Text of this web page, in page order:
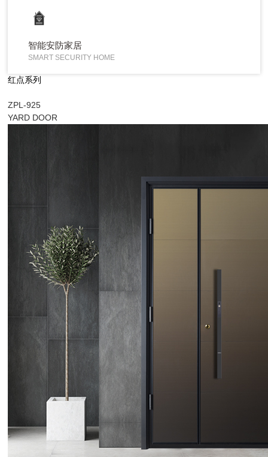
智能安防家居
SMART SECURITY HOME
红点系列
ZPL-925
YARD DOOR